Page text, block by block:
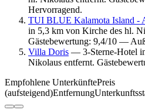
Hervorragend.
TUI BLUE Kalamota Island -
in 5,3 km von Kirche des hl.
Gästebewertung: 9,4/10 —
Villa Doris — 3-Sterne-Hotel
Nikolaus entfernt.
Empfohlene UnterkünftePreis
(aufsteigend)Entfernung